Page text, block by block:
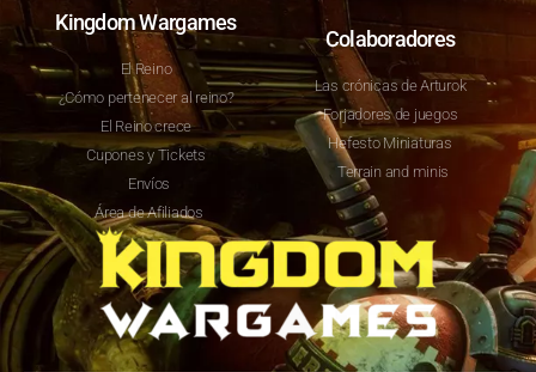
Kingdom Wargames
El Reino
¿Cómo pertenecer al reino?
El Reino crece
Cupones y Tickets
Envíos
Área de Afiliados
Colaboradores
Las crónicas de Arturok
Forjadores de juegos
Hefesto Miniaturas
Terrain and minis